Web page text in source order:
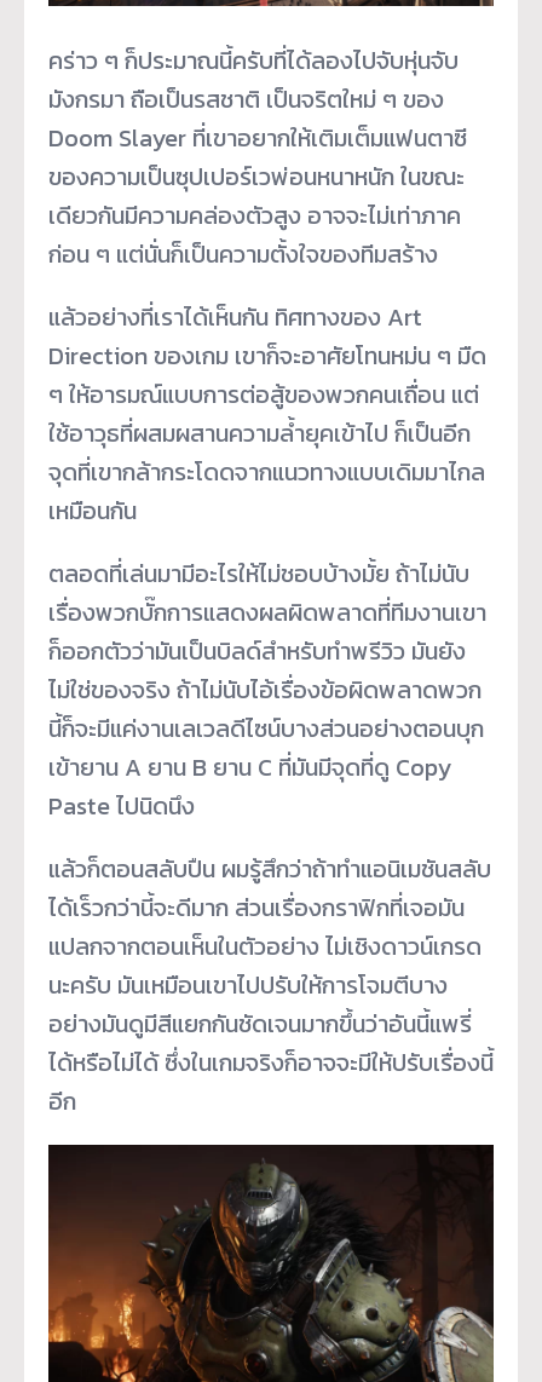
คร่าว ๆ ก็ประมาณนี้ครับที่ได้ลองไปจับหุ่นจับ
มังกรมา ถือเป็นรสชาติ เป็นจริตใหม่ ๆ ของ
Doom Slayer ที่เขาอยากให้เติมเต็มแฟนตาซี
ของความเป็นซุปเปอร์เวพ่อนหนาหนัก ในขณะ
เดียวกันมีความคล่องตัวสูง อาจจะไม่เท่าภาค
ก่อน ๆ แต่นั่นก็เป็นความตั้งใจของทีมสร้าง
แล้วอย่างที่เราได้เห็นกัน ทิศทางของ Art
Direction ของเกม เขาก็จะอาศัยโทนหม่น ๆ มืด
ๆ ให้อารมณ์แบบการต่อสู้ของพวกคนเถื่อน แต่
ใช้อาวุธที่ผสมผสานความล้ำยุคเข้าไป ก็เป็นอีก
จุดที่เขากล้ากระโดดจากแนวทางแบบเดิมมาไกล
เหมือนกัน
ตลอดที่เล่นมามีอะไรให้ไม่ชอบบ้างมั้ย ถ้าไม่นับ
เรื่องพวกบั๊กการแสดงผลผิดพลาดที่ทีมงานเขา
ก็ออกตัวว่ามันเป็นบิลด์สำหรับทำพรีวิว มันยัง
ไม่ใช่ของจริง ถ้าไม่นับไอ้เรื่องข้อผิดพลาดพวก
นี้ก็จะมีแค่งานเลเวลดีไซน์บางส่วนอย่างตอนบุก
เข้ายาน A ยาน B ยาน C ที่มันมีจุดที่ดู Copy
Paste ไปนิดนึง
แล้วก็ตอนสลับปืน ผมรู้สึกว่าถ้าทำแอนิเมชันสลับ
ได้เร็วกว่านี้จะดีมาก ส่วนเรื่องกราฟิกที่เจอมัน
แปลกจากตอนเห็นในตัวอย่าง ไม่เชิงดาวน์เกรด
นะครับ มันเหมือนเขาไปปรับให้การโจมตีบาง
อย่างมันดูมีสีแยกกันชัดเจนมากขึ้นว่าอันนี้แพรี่
ได้หรือไม่ได้ ซึ่งในเกมจริงก็อาจจะมีให้ปรับเรื่องนี้
อีก